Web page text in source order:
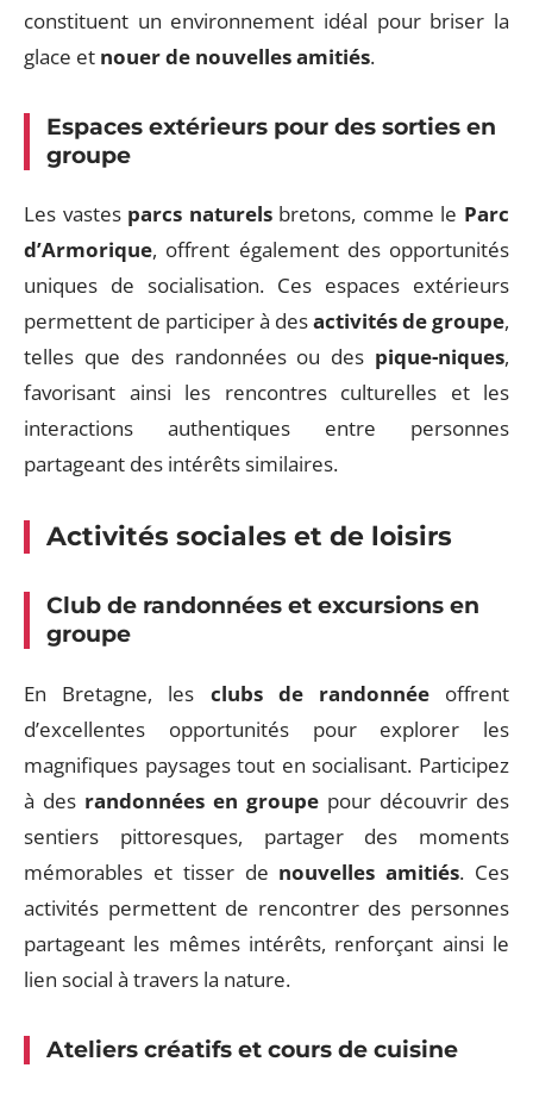
constituent un environnement idéal pour briser la
glace et nouer de nouvelles amitiés.
Espaces extérieurs pour des sorties en
groupe
Les vastes parcs naturelsbretons, comme le Parc
d’Armorique, offrent également des opportunités
uniques de socialisation. Ces espaces extérieurs
permettent de participer à desactivités de groupe,
telles que des randonnées ou des pique-niques,
favorisant ainsi les rencontres culturelles et les
interactions authentiques entre personnes
partageant des intérêts similaires.
Activités sociales et de loisirs
Club de randonnées et excursions en
groupe
En Bretagne, les clubs de randonnéeoffrent
d’excellentes opportunités pour explorer les
magnifiques paysages tout en socialisant. Participez
à des randonnées en groupe pour découvrir des
sentiers pittoresques, partager des moments
mémorables et tisser de nouvelles amitiés. Ces
activités permettent de rencontrer des personnes
partageant les mêmes intérêts, renforçant ainsi le
lien social à travers la nature.
Ateliers créatifs et cours de cuisine